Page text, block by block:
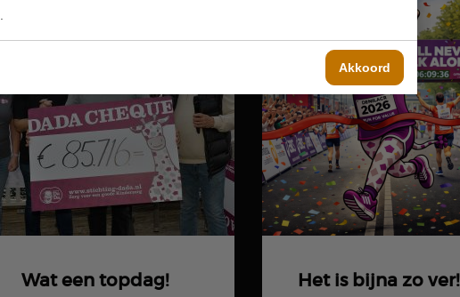
Akkoord
Wat een topdag! Het is bijna zo ver!